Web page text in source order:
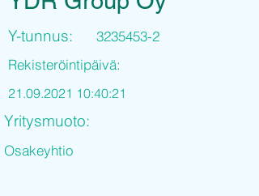
Y-tunnus:
3235453-2
Rekisteröintipäivä:
21.09.2021 10:40:21
Yritysmuoto:
Osakeyhtio